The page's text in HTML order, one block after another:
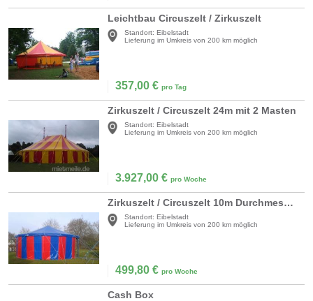
Leichtbau Circuszelt / Zirkuszelt
Standort: Eibelstadt
Lieferung im Umkreis von 200 km möglich
357,00 € pro Tag
Zirkuszelt / Circuszelt 24m mit 2 Masten
Standort: Eibelstadt
Lieferung im Umkreis von 200 km möglich
3.927,00 € pro Woche
Zirkuszelt / Circuszelt 10m Durchmesser
Standort: Eibelstadt
Lieferung im Umkreis von 200 km möglich
499,80 € pro Woche
Cash Box